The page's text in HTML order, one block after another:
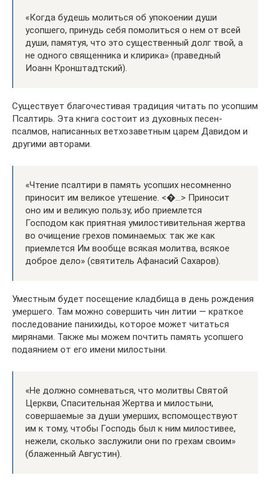
«Когда будешь молиться об упокоении души
усопшего, принудь себя помолиться о нем от всей
души, памятуя, что это существенный долг твой, а
не одного священника и клирика» (праведный
Иоанн Кронштадтский).
Существует благочестивая традиция читать по усопшим
Псалтирь. Эта книга состоит из духовных песен-
псалмов, написанных ветхозаветным царем Давидом и
другими авторами.
«Чтение псалтири в память усопших несомненно
приносит им великое утешение. <�…> Приносит
оно им и великую пользу, ибо приемлется
Господом как приятная умилостивительная жертва
во очищение грехов поминаемых: так же как
приемлется Им вообще всякая молитва, всякое
доброе дело» (святитель Афанасий Сахаров).
Уместным будет посещение кладбища в день рождения
умершего. Там можно совершить чин литии — краткое
последование панихиды, которое может читаться
мирянами. Также мы можем почтить память усопшего
подаянием от его имени милостыни.
«Не должно сомневаться, что молитвы Святой
Церкви, Спасительная Жертва и милостыни,
совершаемые за души умерших, вспомоществуют
им к тому, чтобы Господь был к ним милостивее,
нежели, сколько заслужили они по грехам своим»
(блаженный Августин).